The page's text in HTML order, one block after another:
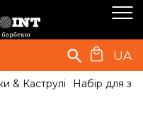
UA
& Каструлі Набір для